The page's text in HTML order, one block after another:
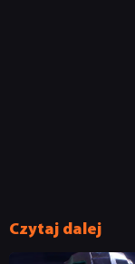
Czytaj dalej